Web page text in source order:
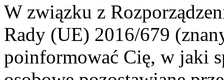
W związku z
Rady (UE) 2016/679
poinformować Cię, w jaki